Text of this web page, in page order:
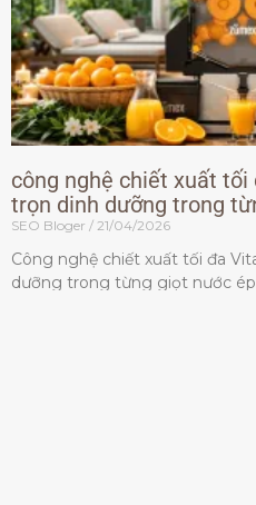
công nghệ chiết xuất
trọn dinh dưỡng trong
SEO Bloger 21/04/2026
Công nghệ chiết xuất tối đa
dưỡng trong từng giọt nước